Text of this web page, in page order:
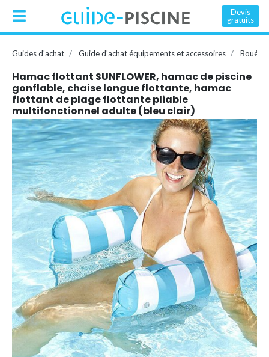
Devis
gratuits
Guides d'achat Guide d'achat équipements et accessoires Bouée,
Hamac flottant SUNFLOWER, hamac de piscine
gonflable, chaise longue flottante, hamac
flottant de plage flottante pliable
multifonctionnel adulte (bleu clair)